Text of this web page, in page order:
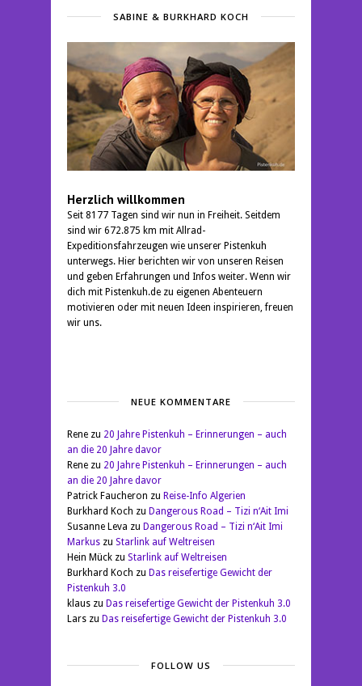
SABINE & BURKHARD KOCH
Herzlich willkommen
Seit 8177 Tagen sind wir nun in Freiheit. Seitdem
sind wir 672.875 km mit Allrad-
Expeditionsfahrzeugen wie unserer Pistenkuh
unterwegs. Hier berichten wir von unseren Reisen
und geben Erfahrungen und Infos weiter. Wenn wir
dich mit Pistenkuh.de zu eigenen Abenteuern
motivieren oder mit neuen Ideen inspirieren, freuen
wir uns.
NEUE KOMMENTARE
Renezu 20 Jahre Pistenkuh – Erinnerungen – auch
an die 20 Jahre davor
Renezu 20 Jahre Pistenkuh – Erinnerungen – auch
an die 20 Jahre davor
Patrick Faucheron zu Reise-Info Algerien
Burkhard Koch zu Dangerous Road – Tizi n‘Ait Imi
Susanne Leva zu Dangerous Road – Tizi n‘Ait Imi
Markuszu Starlink auf Weltreisen
Hein Mückzu Starlink auf Weltreisen
Burkhard Koch zu Das reisefertige Gewicht der
Pistenkuh 3.0
klauszu Das reisefertige Gewicht der Pistenkuh 3.0
Larszu Das reisefertige Gewicht der Pistenkuh 3.0
FOLLOW US